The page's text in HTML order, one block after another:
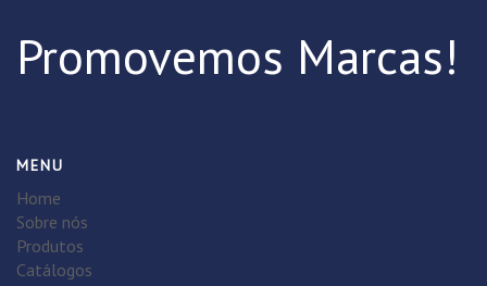
Promovemos Marcas!
MENU
Home
Sobre nós
Produtos
Catálogos